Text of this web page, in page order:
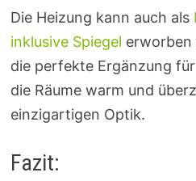
Die Heizung kann auch als
inklusive Spiegel erworben
die perfekte Ergänzung
die Räume warm und
einzigartigen Optik.
Fazit: